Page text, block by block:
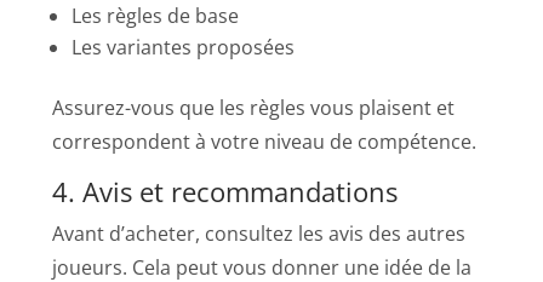
Les règles de base
Les variantes proposées
Assurez-vous que les règles vous plaisent et
correspondent à votre niveau de compétence.
4. Avis et recommandations
Avant d’acheter, consultez les avis des autres
joueurs. Cela peut vous donner une idée de la